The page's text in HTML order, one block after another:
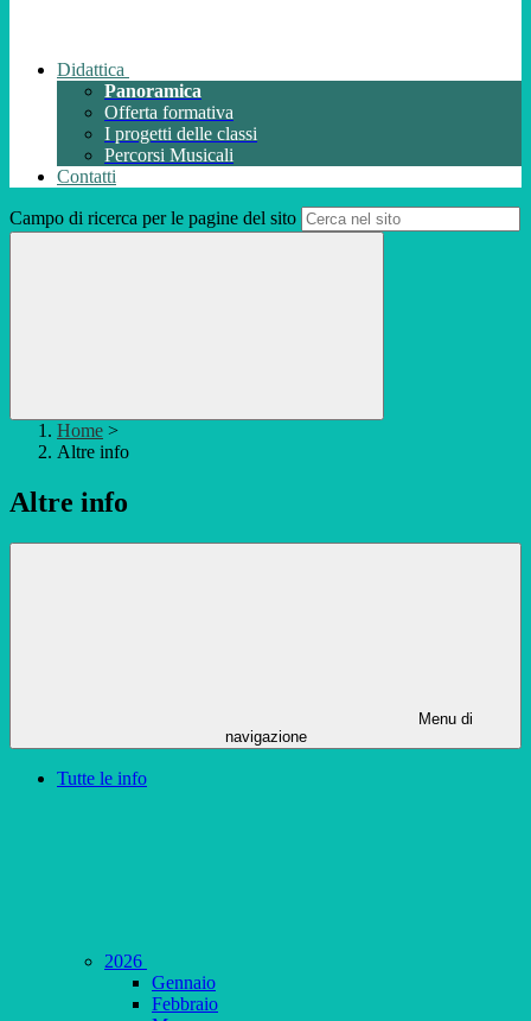
Didattica
Panoramica
Offerta formativa
I progetti delle classi
Percorsi Musicali
Contatti
Campo di ricerca per le pagine del sito
Home >
Altre info
Altre info
Menu di
navigazione
Tutte le info
2026
Gennaio
Febbraio